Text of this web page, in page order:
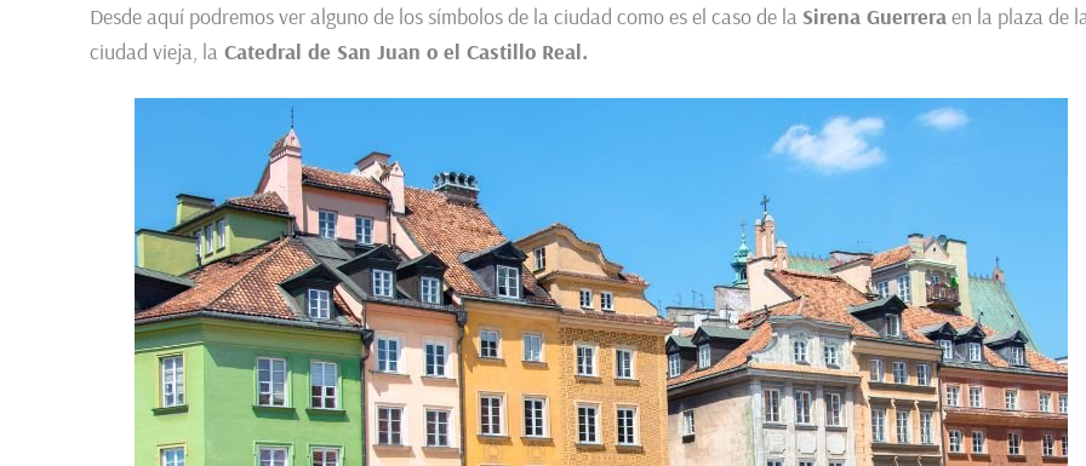
Desde aquí podremos ver alguno de los símbolos de la ciudad como es el caso de la Sirena Guerreraen la plaza de
ciudad vieja, la Catedral de San Juan o el Castillo Real.